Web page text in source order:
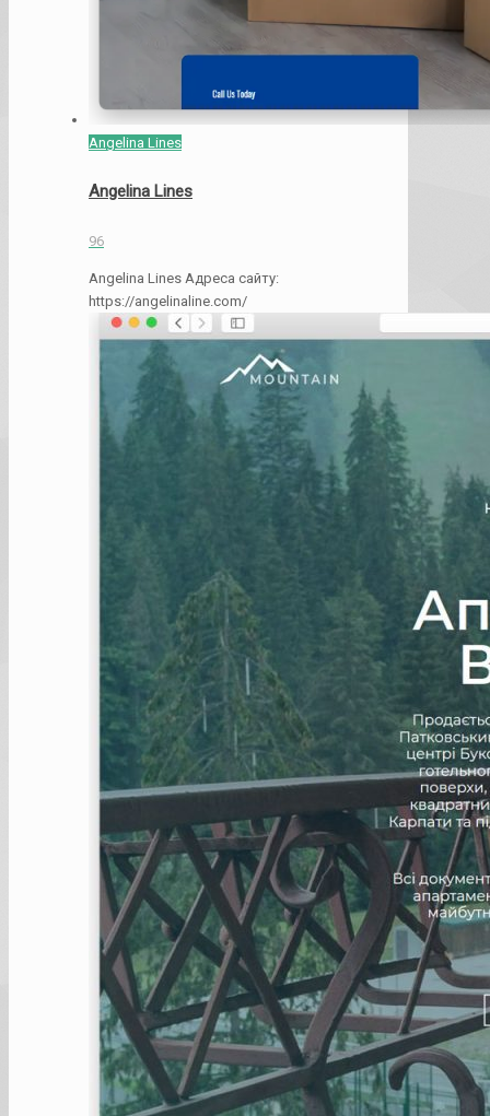
Angelina Lines
Angelina Lines
96
Angelina Lines Адреса сайту:
https://angelinaline.com/